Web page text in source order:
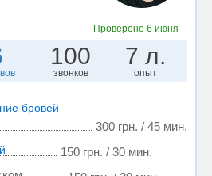
Проверено6 июня
100
звонков
7 л.
опыт
бровей
300 грн. / 45 мин.
150 грн. / 30 мин.